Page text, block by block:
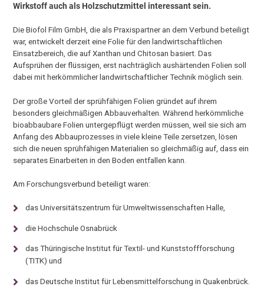
Wirkstoff auch als Holzschutzmittel interessant sein.
Die Biofol Film GmbH, die als Praxispartner an dem Verbund beteiligt
war, entwickelt derzeit eine Folie für den landwirtschaftlichen
Einsatzbereich, die auf Xanthan und Chitosan basiert. Das
Aufsprühen der flüssigen, erst nachträglich aushärtenden Folien soll
dabei mit herkömmlicher landwirtschaftlicher Technik möglich sein.
Der große Vorteil der sprühfähigen Folien gründet auf ihrem
besonders gleichmäßigen Abbauverhalten. Während herkömmliche
bioabbaubare Folien untergepflügt werden müssen, weil sie sich am
Anfang des Abbauprozesses in viele kleine Teile zersetzen, lösen
sich die neuen sprühfähigen Materialien so gleichmäßig auf, dass ein
separates Einarbeiten in den Boden entfallen kann.
Am Forschungsverbund beteiligt waren:
das Universitätszentrum für Umweltwissenschaften Halle,
die Hochschule Osnabrück
das Thüringische Institut für Textil- und Kunststoffforschung
(TITK) und
das Deutsche Institut für Lebensmittelforschung in Quakenbrück.